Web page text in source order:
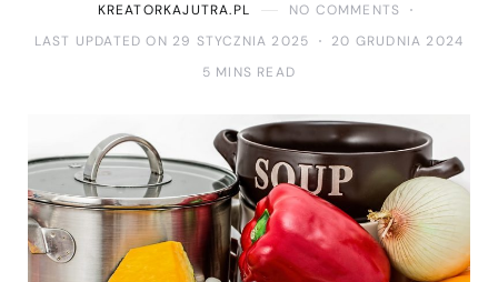
KREATORKAJUTRA.PL
NO COMMENTS
LAST UPDATED ON 29 STYCZNIA 2025
20 GRUDNIA 2024
5 MINS READ